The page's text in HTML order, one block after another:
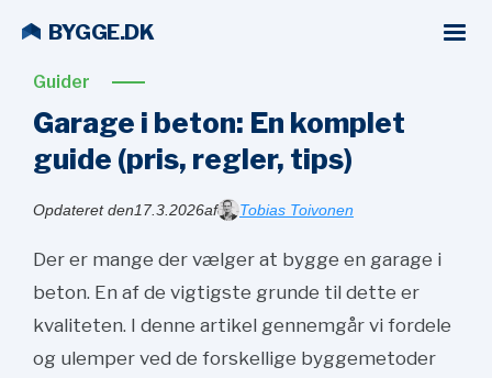
BYGGE.DK
Guider
Garage i beton: En komplet
guide (pris, regler, tips)
Opdateret den17.3.2026af Tobias Toivonen
Der er mange der vælger at bygge en garage i
beton. En af de vigtigste grunde til dette er
kvaliteten. I denne artikel gennemgår vi fordele
og ulemper ved de forskellige byggemetoder